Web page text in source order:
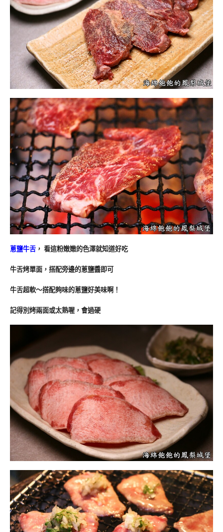
蔥鹽牛舌 ， 看這粉嫩嫩的色澤就知道好吃
牛舌烤單面，搭配旁邊的蔥鹽醬即可
牛舌超軟～搭配夠味的蔥鹽好美味啊！
記得別烤兩面或太熟喔，會過硬